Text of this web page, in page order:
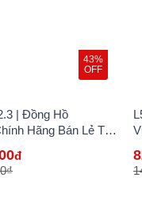
43%
OFF
| Đồng Hồ
Hãng Bán Lẻ Tại
đ